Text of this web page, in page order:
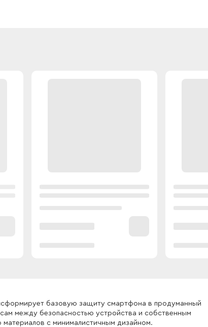
базовую защиту смартфона в продуманный
между безопасностью устройства и собственным
с минималистичным дизайном.